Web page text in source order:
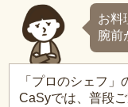
お料
腕前
「プロのシェフ」
CaSyでは、普段